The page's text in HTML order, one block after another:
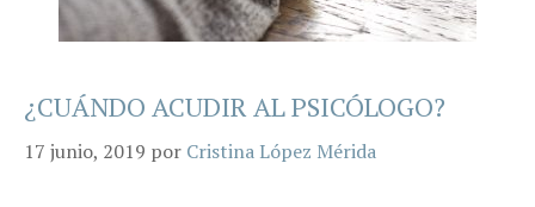
¿CUÁNDO ACUDIR AL PSICÓLOGO?
17 junio, 2019 por Cristina López Mérida